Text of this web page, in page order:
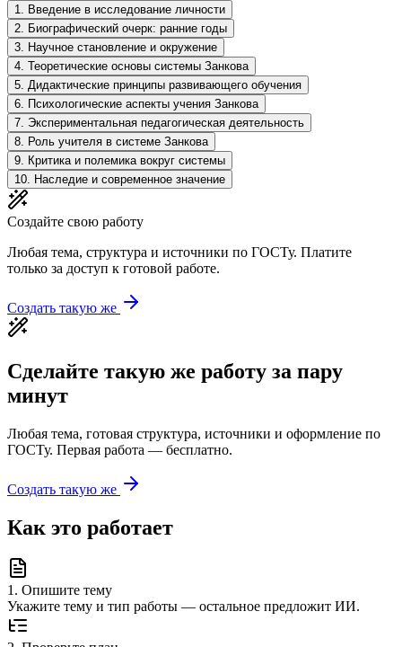
1
Введение в исследование личности
2
Биографический очерк: ранние годы
3
Научное становление и окружение
4 Теоретические основы системы Занкова
5 Дидактические принципы развивающего обучения
6
Психологические аспекты учения Занкова
7 Экспериментальная педагогическая деятельность
8
Роль учителя в системе Занкова
9
Критика и полемика вокруг системы
10
Наследие и современное значение
Создайте свою работу
Любая тема, структура и источники по ГОСТу. Платите
только за доступ к готовой работе.
Создать такую же
Сделайте такую же работу за пару
минут
Любая тема, готовая структура, источники и оформление по
ГОСТу. Первая работа — бесплатно.
Создать такую же
Как это работает
1. Опишите тему
Укажите тему и тип работы — остальное предложит ИИ.